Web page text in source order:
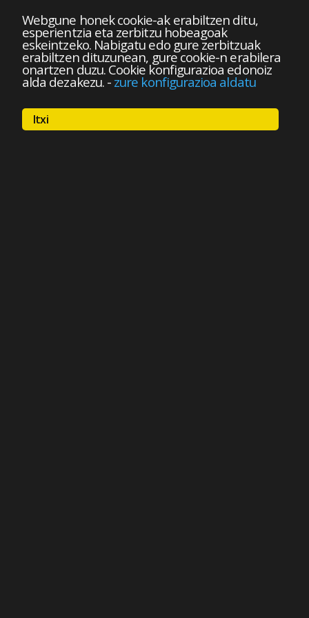
Webgune honek cookie-ak erabiltzen ditu,
esperientzia eta zerbitzu hobeagoak
eskeintzeko. Nabigatu edo gure zerbitzuak
erabiltzen dituzunean, gure cookie-n erabilera
onartzen duzu. Cookie konfigurazioa edonoiz
alda dezakezu.- zure konfigurazioa aldatu
Itxi